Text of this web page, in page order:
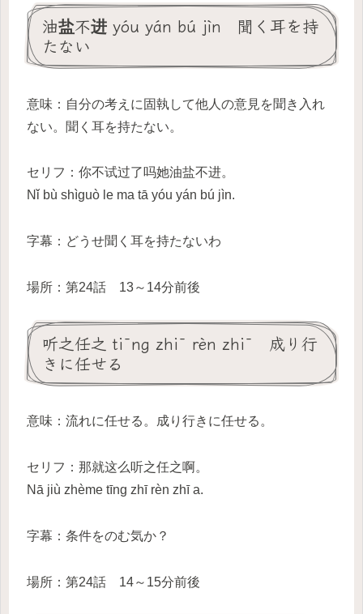
油盐不进 yóu yán bú jìn 聞く耳を持
たない
意味：自分の考えに固執して他人の意見を聞き入れ
ない。聞く耳を持たない。
セリフ：你不试过了吗她油盐不进。
Nǐ bù shìguò le ma tā yóu yán bú jìn.
字幕：どうせ聞く耳を持たないわ
場所：第24話 13～14分前後
听之任之 tīng zhī rèn zhī 成り行
きに任せる
意味：流れに任せる。成り行きに任せる。
セリフ：那就这么听之任之啊。
Nā jiù zhème tīng zhī rèn zhī a.
字幕：条件をのむ気か？
場所：第24話 14～15分前後